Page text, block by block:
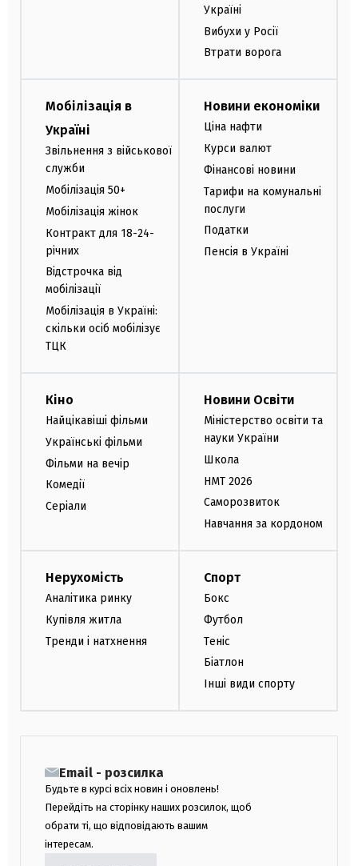
Україні
Вибухи у Росії
Втрати ворога
Мобілізація в
Україні
Звільнення з військової
служби
Мобілізація 50+
Мобілізація жінок
Контракт для 18-24-
річних
Відстрочка від
мобілізації
Мобілізація в Україні:
скільки осіб мобілізує
ТЦК
Новини економіки
Ціна нафти
Курси валют
Фінансові новини
Тарифи на комунальні
послуги
Податки
Пенсія в Україні
Кіно
Найцікавіші фільми
Українські фільми
Фільми на вечір
Комедії
Серіали
Новини Освіти
Міністерство освіти та
науки України
Школа
НМТ 2026
Саморозвиток
Навчання за кордоном
Нерухомість
Аналітика ринку
Купівля житла
Тренди і натхнення
Спорт
Бокс
Футбол
Теніс
Біатлон
Інші види спорту
Email - розсилка
Будьте в курсі всіх новин і оновлень!
Перейдіть на сторінку наших розсилок, щоб
обрати ті, що відповідають вашим
інтересам.